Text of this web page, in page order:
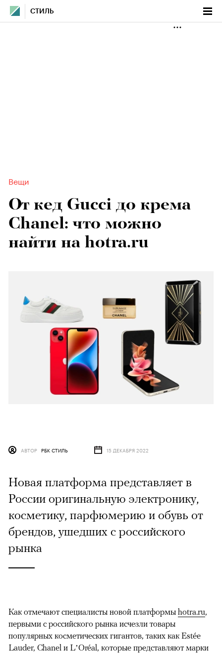
СТИЛЬ
Вещи
От кед Gucci до крема
Chanel: что можно
найти на hotra.ru
АВТОР РБК СТИЛЬ 15 ДЕКАБРЯ 2022
Новая платформа представляет в
России оригинальную электронику,
косметику, парфюмерию и обувь от
брендов, ушедших с российского
рынка
Как отмечают специалисты новой платформы hotra.ru,
первыми с российского рынка исчезли товары
популярных косметических гигантов, таких как Estée
Lauder, Chanel и LʼOréal, которые представляют марки